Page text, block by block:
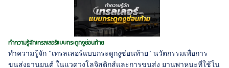
ทำความรู้จักเทรลเลอร์แบบกระดูกงูซ่อนท้าย
ทำความรู้จัก "เทรลเลอร์แบบกระดูกงูซ่อนท้าย" นวัตกรรมเพื่อการ
ขนส่งยานยนต์ ในแวดวงโลจิสติกส์และการขนส่ง ยานพาหนะที่ใช้ใน